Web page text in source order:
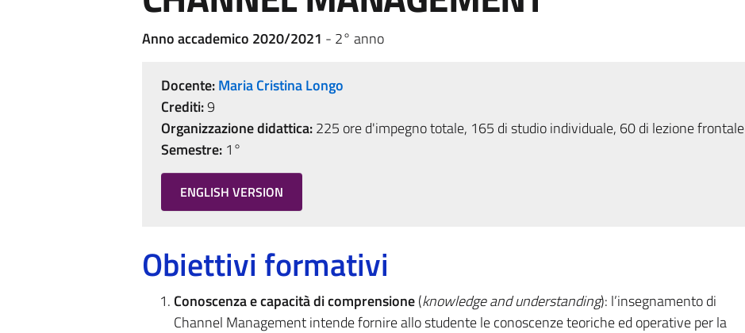
Anno accademico 2020/2021 - 2° anno
Docente:Maria Cristina Longo
Crediti:9
Organizzazione didattica:225 ore d'impegno totale, 165 di studio individuale, 60 di lezione frontale
Semestre:1°
ENGLISH VERSION
Obiettivi formativi
Conoscenza e capacità di comprensione(knowledge and understanding): l’insegnamento di
Channel Management intende fornire allo studente le conoscenze teoriche ed operative per la